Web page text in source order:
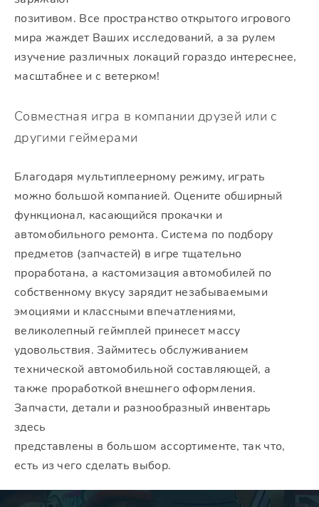
позитивом. Все пространство открытого игрового
мира жаждет Ваших исследований, а за рулем
изучение различных локаций гораздо интереснее,
масштабнее и с ветерком!
Совместная игра в компании друзей или с
другими геймерами
Благодаря мультиплеерному режиму, играть
можно большой компанией. Оцените обширный
функционал, касающийся прокачки и
автомобильного ремонта. Система по подбору
предметов (запчастей) в игре тщательно
проработана, а кастомизация автомобилей по
собственному вкусу зарядит незабываемыми
эмоциями и классными впечатлениями,
великолепный геймплей принесет массу
удовольствия. Займитесь обслуживанием
технической автомобильной составляющей, а
также проработкой внешнего оформления.
Запчасти, детали и разнообразный инвентарь
здесь
представлены в большом ассортименте, так что,
есть из чего сделать выбор.